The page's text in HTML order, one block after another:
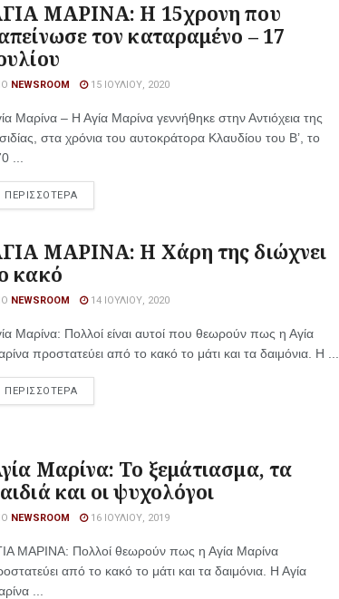
ΜΑΡΙΝΑ: Η 15χρονη που
τον καταραμένο – 17
NEWSROOM 15 ΙΟΥΛΊΟΥ, 2020
Μαρίνα – Η Αγία Μαρίνα γεννήθηκε στην Αντιόχεια της
στα χρόνια του αυτοκράτορα Κλαυδίου του Β’, το
...
ΠΕΡΙΣΣΟΤΕΡΑ
ΜΑΡΙΝΑ: Η Χάρη της διώχνει
κακό
NEWSROOM 14 ΙΟΥΛΊΟΥ, 2020
Μαρίνα: Πολλοί είναι αυτοί που θεωρούν πως η Αγία
προστατεύει από το κακό το μάτι και τα δαιμόνια. Η ...
ΠΕΡΙΣΣΟΤΕΡΑ
Μαρίνα: Το ξεμάτιασμα, τα
και οι ψυχολόγοι
NEWSROOM 16 ΙΟΥΛΊΟΥ, 2019
ΜΑΡΙΝΑ: Πολλοί θεωρούν πως η Αγία Μαρίνα
από το κακό το μάτι και τα δαιμόνια. Η Αγία
...